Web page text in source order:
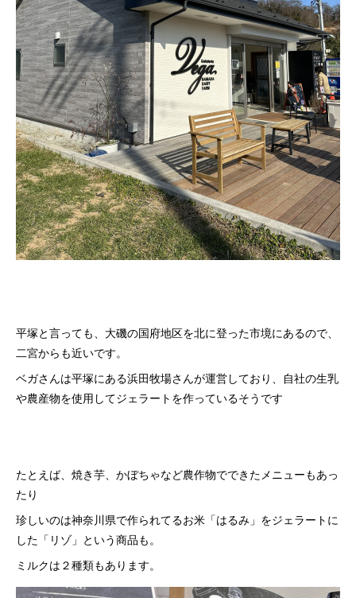
平塚と言っても、大磯の国府地区を北に登った市境にあるので、
二宮からも近いです。
ベガさんは平塚にある浜田牧場さんが運営しており、自社の生乳
や農産物を使用してジェラートを作っているそうです
たとえば、焼き芋、かぼちゃなど農作物でできたメニューもあっ
たり
珍しいのは神奈川県で作られてるお米「はるみ」をジェラートに
した「リゾ」という商品も。
ミルクは２種類もあります。